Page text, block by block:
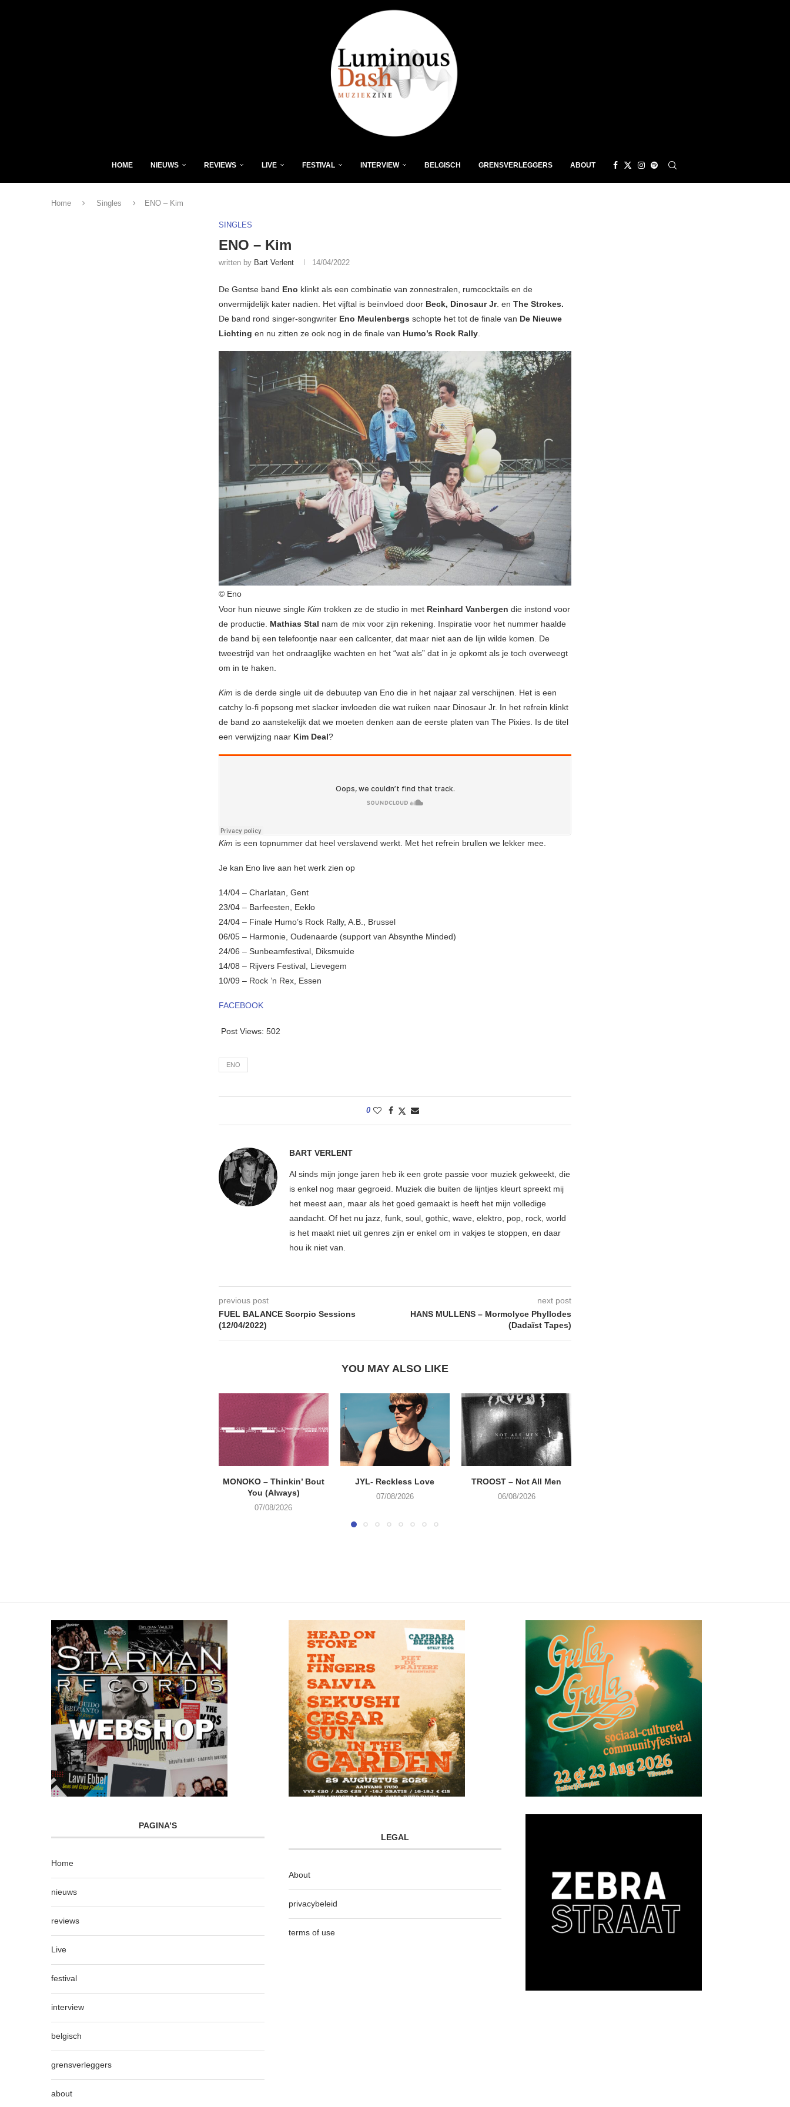
HOME NIEUWS REVIEWS LIVE FESTIVAL INTERVIEW BELGISCH GRENSVERLEGGERS ABOUT
Home Singles ENO – Kim
SINGLES
ENO – Kim
written by Bart Verlent 14/04/2022
De Gentse band Eno klinkt als een combinatie van zonnestralen, rumcocktails en de
onvermijdelijk kater nadien. Het vijftal is beïnvloed door Beck, Dinosaur Jr. en The Strokes.
De band rond singer-songwriter Eno Meulenbergs schopte het tot de finale van De Nieuwe
Lichting en nu zitten ze ook nog in de finale van Humo’s Rock Rally.
© Eno
Voor hun nieuwe single Kim trokken ze de studio in met Reinhard Vanbergen die instond voor
de productie. Mathias Stal nam de mix voor zijn rekening. Inspiratie voor het nummer haalde
de band bij een telefoontje naar een callcenter, dat maar niet aan de lijn wilde komen. De
tweestrijd van het ondraaglijke wachten en het “wat als” dat in je opkomt als je toch overweegt
om in te haken.
Kim is de derde single uit de debuutep van Eno die in het najaar zal verschijnen. Het is een
catchy lo-fi popsong met slacker invloeden die wat ruiken naar Dinosaur Jr. In het refrein klinkt
de band zo aanstekelijk dat we moeten denken aan de eerste platen van The Pixies. Is de titel
een verwijzing naar Kim Deal?
Kim is een topnummer dat heel verslavend werkt. Met het refrein brullen we lekker mee.
Je kan Eno live aan het werk zien op
14/04 – Charlatan, Gent
23/04 – Barfeesten, Eeklo
24/04 – Finale Humo’s Rock Rally, A.B., Brussel
06/05 – Harmonie, Oudenaarde (support van Absynthe Minded)
24/06 – Sunbeamfestival, Diksmuide
14/08 – Rijvers Festival, Lievegem
10/09 – Rock ’n Rex, Essen
FACEBOOK
Post Views: 502
ENO
0
BART VERLENT
Al sinds mijn jonge jaren heb ik een grote passie voor muziek gekweekt, die
is enkel nog maar gegroeid. Muziek die buiten de lijntjes kleurt spreekt mij
het meest aan, maar als het goed gemaakt is heeft het mijn volledige
aandacht. Of het nu jazz, funk, soul, gothic, wave, elektro, pop, rock, world
is het maakt niet uit genres zijn er enkel om in vakjes te stoppen, en daar
hou ik niet van.
previous post
FUEL BALANCE Scorpio Sessions
(12/04/2022)
next post
HANS MULLENS – Mormolyce Phyllodes
(Dadaïst Tapes)
YOU MAY ALSO LIKE
MONOKO – Thinkin’ Bout
You (Always)
07/08/2026
JYL- Reckless Love
07/08/2026
TROOST – Not All Men
06/08/2026
PAGINA’S
Home
nieuws
reviews
Live
festival
interview
belgisch
grensverleggers
about
LEGAL
About
privacybeleid
terms of use